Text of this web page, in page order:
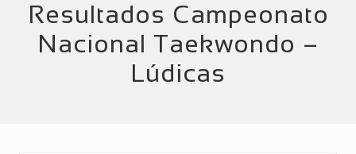
Resultados Campeonato
Nacional Taekwondo –
Lúdicas